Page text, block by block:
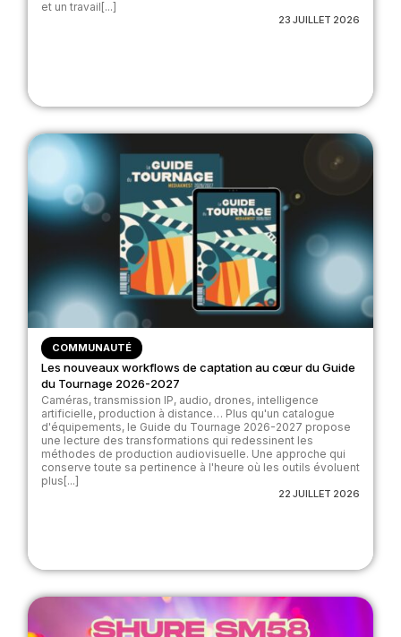
et un travail[...]
23 JUILLET 2026
COMMUNAUTÉ
Les nouveaux workflows de captation au cœur du Guide
du Tournage 2026-2027
Caméras, transmission IP, audio, drones, intelligence
artificielle, production à distance… Plus qu'un catalogue
d'équipements, le Guide du Tournage 2026-2027 propose
une lecture des transformations qui redessinent les
méthodes de production audiovisuelle. Une approche qui
conserve toute sa pertinence à l'heure où les outils évoluent
plus[...]
22 JUILLET 2026